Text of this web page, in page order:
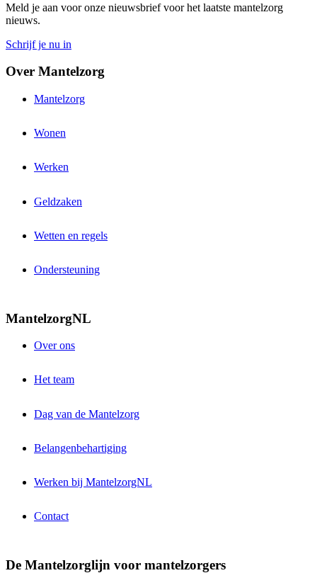
Meld je aan voor onze nieuwsbrief voor het laatste mantelzorg
nieuws.
Schrijf je nu in
Over Mantelzorg
Mantelzorg
Wonen
Werken
Geldzaken
Wetten en regels
Ondersteuning
MantelzorgNL
Over ons
Het team
Dag van de Mantelzorg
Belangenbehartiging
Werken bij MantelzorgNL
Contact
De Mantelzorglijn voor mantelzorgers